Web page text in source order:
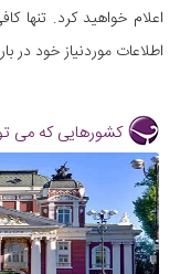
اطلاعات موردنیاز خود در
کشورهایی که می